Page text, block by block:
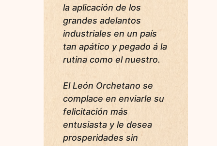
la aplicación de los
grandes adelantos
industriales en un país
tan apático y pegado á la
rutina como el nuestro.
El León Orchetano se
complace en enviarle su
felicitación más
entusiasta y le desea
prosperidades sin